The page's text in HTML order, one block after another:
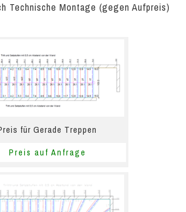
Technische Montage (gegen Aufpreis)
für Gerade Treppen
Preis auf Anfrage